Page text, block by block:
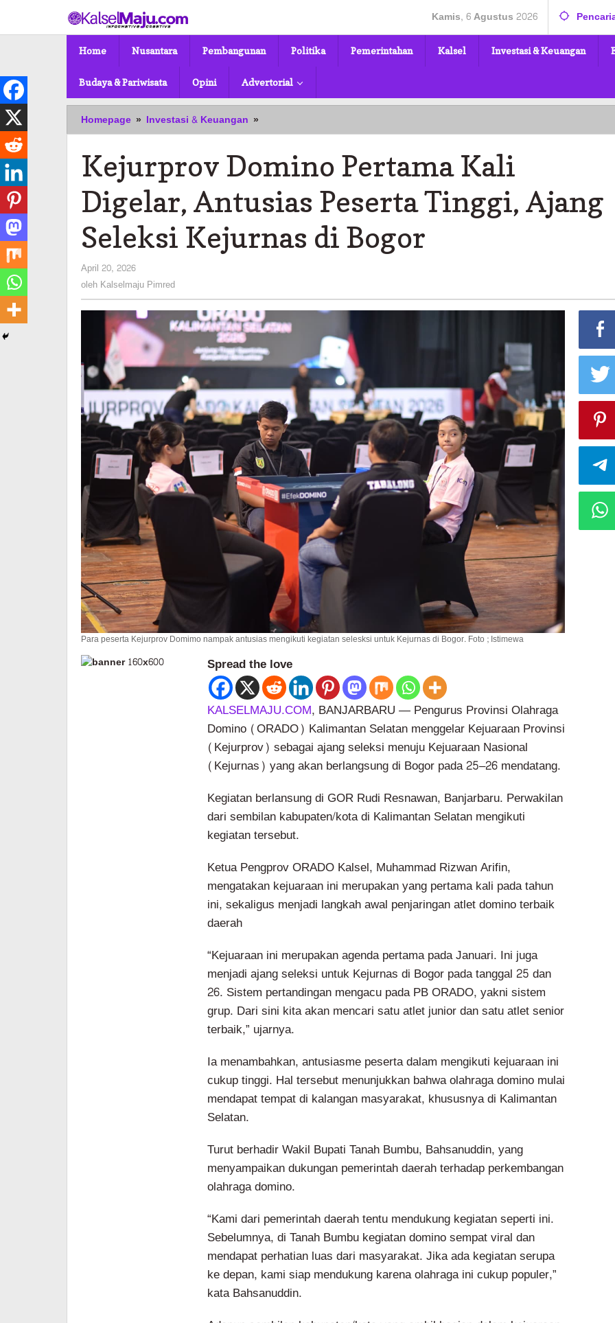
konten
Kamis, 6 Agustus 2026
Home Nusantara Pembangunan Politika Pemerintahan Kalsel Investasi & Keuangan
Budaya & Pariwisata Opini Advertorial
Homepage » Investasi & Keuangan »
Domino
Kali
Digelar,
Antusias
Peserta
Ajang
Seleksi
Kejurprov Domino Pertama Kali
Digelar, Antusias Peserta Tinggi, Ajang
Seleksi Kejurnas di Bogor
April 20, 2026
Kalselmaju
Pimred
oleh Kalselmaju Pimred
Para peserta Kejurprov Domimo nampak antusias mengikuti kegiatan selesksi untuk Kejurnas di Bogor. Foto ; Istimewa
Spread the love
KALSELMAJU.COM, BANJARBARU — Pengurus Provinsi Olahraga
Domino (ORADO) Kalimantan Selatan menggelar Kejuaraan Provinsi
(Kejurprov) sebagai ajang seleksi menuju Kejuaraan Nasional
(Kejurnas) yang akan berlangsung di Bogor pada 25–26 mendatang.
Kegiatan berlansung di GOR Rudi Resnawan, Banjarbaru. Perwakilan
dari sembilan kabupaten/kota di Kalimantan Selatan mengikuti
kegiatan tersebut.
Ketua Pengprov ORADO Kalsel, Muhammad Rizwan Arifin,
mengatakan kejuaraan ini merupakan yang pertama kali pada tahun
ini, sekaligus menjadi langkah awal penjaringan atlet domino terbaik
daerah
“Kejuaraan ini merupakan agenda pertama pada Januari. Ini juga
menjadi ajang seleksi untuk Kejurnas di Bogor pada tanggal 25 dan
26. Sistem pertandingan mengacu pada PB ORADO, yakni sistem
grup. Dari sini kita akan mencari satu atlet junior dan satu atlet senior
terbaik,” ujarnya.
Ia menambahkan, antusiasme peserta dalam mengikuti kejuaraan ini
cukup tinggi. Hal tersebut menunjukkan bahwa olahraga domino mulai
mendapat tempat di kalangan masyarakat, khususnya di Kalimantan
Selatan.
Turut berhadir Wakil Bupati Tanah Bumbu, Bahsanuddin, yang
menyampaikan dukungan pemerintah daerah terhadap perkembangan
olahraga domino.
“Kami dari pemerintah daerah tentu mendukung kegiatan seperti ini.
Sebelumnya, di Tanah Bumbu kegiatan domino sempat viral dan
mendapat perhatian luas dari masyarakat. Jika ada kegiatan serupa
ke depan, kami siap mendukung karena olahraga ini cukup populer,”
kata Bahsanuddin.